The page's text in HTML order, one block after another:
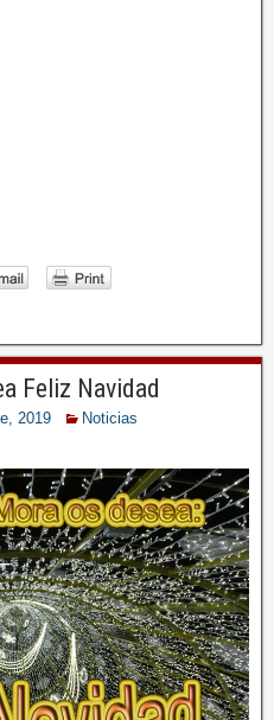
Feliz Navidad
2019
Noticias